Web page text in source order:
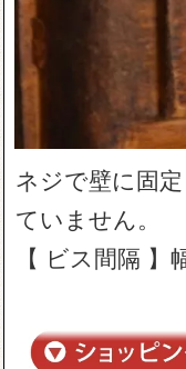
ネジで壁に固
ていません。
【 ビス間隔 】